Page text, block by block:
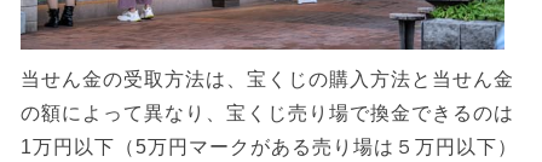
当せん金の受取方法は、宝くじの購入方法と当せん金
の額によって異なり、宝くじ売り場で換金できるのは
1万円以下（5万円マークがある売り場は５万円以下）